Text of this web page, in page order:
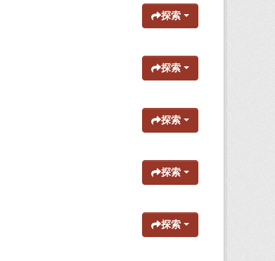
探索
探索
探索
探索
探索